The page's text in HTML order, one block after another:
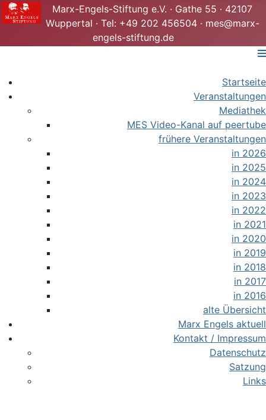
Marx-Engels-Stiftung e.V. · Gathe 55 · 42107
Wuppertal · Tel: +49 202 456504 · mes@marx-
engels-stiftung.de
Startseite
Veranstaltungen
Mediathek
MES Video-Kanal auf peertube
frühere Veranstaltungen
in 2026
in 2025
in 2024
in 2023
in 2022
in 2021
in 2020
in 2019
in 2018
in 2017
in 2016
alte Übersicht
Marx Engels aktuell
Kontakt / Impressum
Datenschutz
Satzung
Links